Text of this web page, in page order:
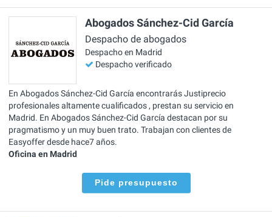
Abogados Sánchez-Cid García
Despacho de abogados
Despacho en Madrid
Despacho verificado
En Abogados Sánchez-Cid García encontrarás Justiprecio
profesionales altamente cualificados , prestan su servicio en
Madrid. En Abogados Sánchez-Cid García destacan por su
pragmatismo y un muy buen trato. Trabajan con clientes de
Easyoffer desde hace7 años.
Oficina en Madrid
Pide presupuesto